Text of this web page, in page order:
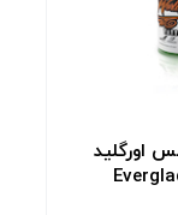
اورگلید